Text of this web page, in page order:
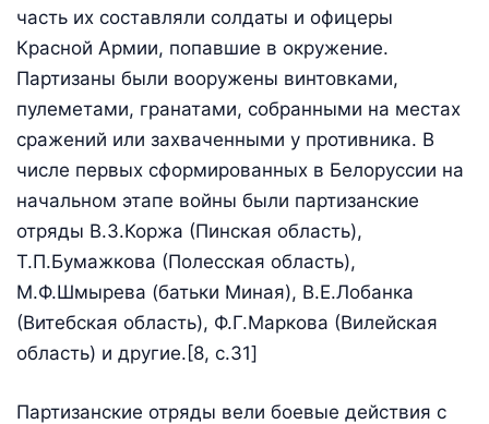
часть их составляли солдаты и офицеры
Красной Армии, попавшие в окружение.
Партизаны были вооружены винтовками,
пулеметами, гранатами, собранны­ми на местах
сражений или захваченными у противника. В
числе первых сформированных в Белоруссии на
начальном этапе войны были партизанские
отряды В.3.Коржа (Пинская область),
Т.П.Бумажкова (Полесская область),
М.Ф.Шмырева (батьки Миная), В.Е.Лобанка
(Витебская область), Ф.Г.Маркова (Вилейская
область) и другие.[8, c.31]
Партизанские отряды вели боевые действия с